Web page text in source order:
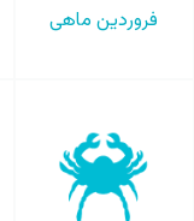
فروردین ماهی